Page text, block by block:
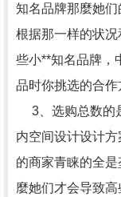
知名品牌那麼她
根据那一样的状
些小**知名品牌，
品时你挑选的合作
3、选购总数的
内空间设计设计
的商家青睐的全
麼她们才会导致